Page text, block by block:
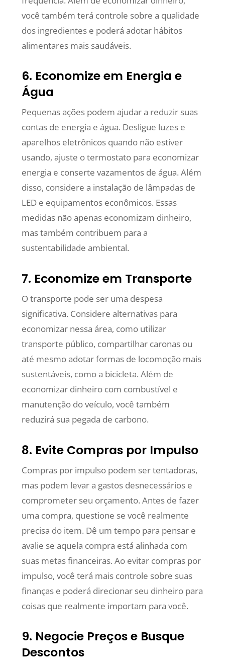
você também terá controle sobre a qualidade
dos ingredientes e poderá adotar hábitos
alimentares mais saudáveis.
6. Economize em Energia e
Água
Pequenas ações podem ajudar a reduzir suas
contas de energia e água. Desligue luzes e
aparelhos eletrônicos quando não estiver
usando, ajuste o termostato para economizar
energia e conserte vazamentos de água. Além
disso, considere a instalação de lâmpadas de
LED e equipamentos econômicos. Essas
medidas não apenas economizam dinheiro,
mas também contribuem para a
sustentabilidade ambiental.
7. Economize em Transporte
O transporte pode ser uma despesa
significativa. Considere alternativas para
economizar nessa área, como utilizar
transporte público, compartilhar caronas ou
até mesmo adotar formas de locomoção mais
sustentáveis, como a bicicleta. Além de
economizar dinheiro com combustível e
manutenção do veículo, você também
reduzirá sua pegada de carbono.
8. Evite Compras por Impulso
Compras por impulso podem ser tentadoras,
mas podem levar a gastos desnecessários e
comprometer seu orçamento. Antes de fazer
uma compra, questione se você realmente
precisa do item. Dê um tempo para pensar e
avalie se aquela compra está alinhada com
suas metas financeiras. Ao evitar compras por
impulso, você terá mais controle sobre suas
finanças e poderá direcionar seu dinheiro para
coisas que realmente importam para você.
9. Negocie Preços e Busque
Descontos